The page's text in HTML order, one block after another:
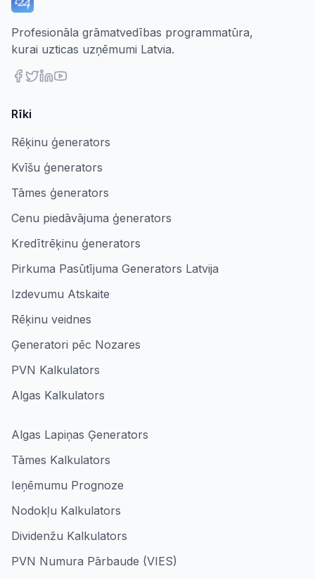
Profesionāla grāmatvedības programmatūra,
kurai uzticas uzņēmumi Latvia.
Rīki
Rēķinu ģenerators
Kvīšu ģenerators
Tāmes ģenerators
Cenu piedāvājuma ģenerators
Kredītrēķinu ģenerators
Pirkuma Pasūtījuma Generators Latvija
Izdevumu Atskaite
Rēķinu veidnes
Ģeneratori pēc Nozares
PVN Kalkulators
Algas Kalkulators
Algas Lapiņas Ģenerators
Tāmes Kalkulators
Ieņēmumu Prognoze
Nodokļu Kalkulators
Dividenžu Kalkulators
PVN Numura Pārbaude (VIES)